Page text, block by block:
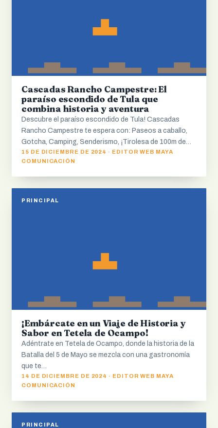
Cascadas Rancho Campestre: El
paraíso escondido de Tula que
combina historia y aventura
Descubre el paraíso escondido de Tula! Cascadas
Rancho Campestre te espera con: Paseos a caballo,
Gotcha, Camping, Senderismo, ¡Tirolesa de 100m de…
15 DE DICIEMBRE DE 2024 · EDITOR WEB MAYA
COMUNICACIÓN
PRINCIPAL
¡Embárcate en un Viaje de Historia y
Sabor en Tetela de Ocampo!
Adéntrate en Tetela de Ocampo, donde la historia de la
Batalla del 5 de Mayo se mezcla con una gastronomía
que te…
14 DE DICIEMBRE DE 2024 · EDITOR WEB MAYA
COMUNICACIÓN
PRINCIPAL